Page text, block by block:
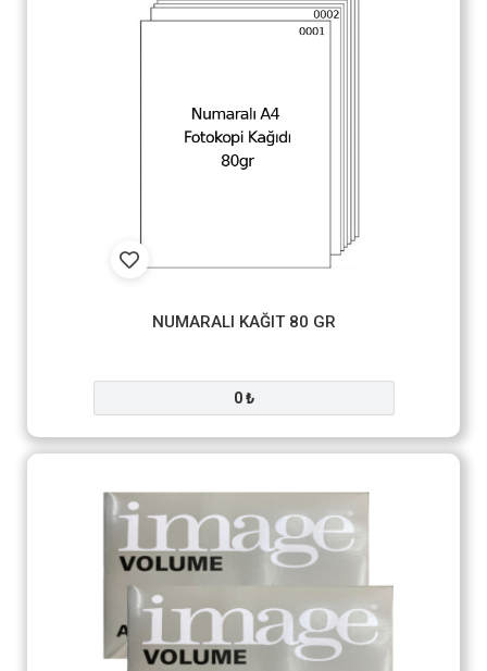
NUMARALI KAĞIT 80 GR
0 ₺